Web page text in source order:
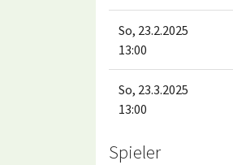
So, 23.2.2025
13:00
So, 23.3.2025
13:00
Spieler